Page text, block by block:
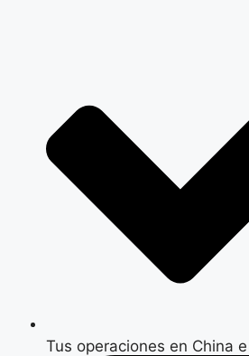
Tus operaciones en China